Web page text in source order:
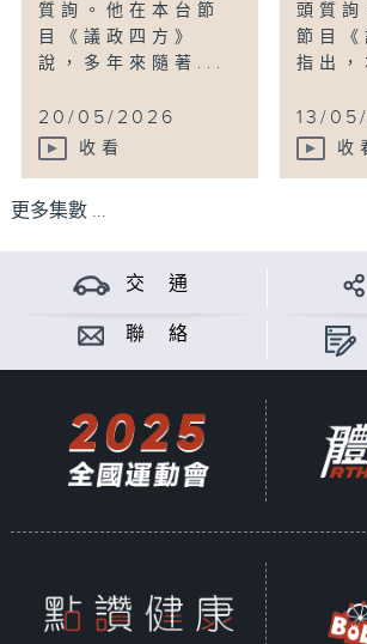
質詢。他在本台節
目《議政四方》
說，多年來隨著...
20/05/2026
收看
頭質詢
節目《
指出
13/
收
更多集數 ...
交 通
聯 絡